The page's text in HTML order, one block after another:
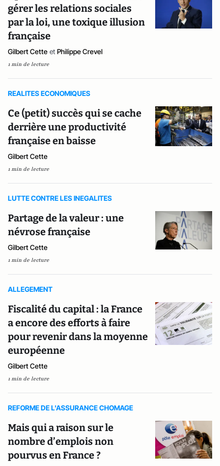
gérer les relations sociales
par la loi, une toxique illusion
française
Gilbert Cette et Philippe Crevel
1 min de lecture
REALITES ECONOMIQUES
Ce (petit) succès qui se cache
derrière une productivité
française en baisse
Gilbert Cette
1 min de lecture
LUTTE CONTRE LES INEGALITES
Partage de la valeur : une
névrose française
Gilbert Cette
1 min de lecture
ALLEGEMENT
Fiscalité du capital : la France
a encore des efforts à faire
pour revenir dans la moyenne
européenne
Gilbert Cette
1 min de lecture
REFORME DE L'ASSURANCE CHOMAGE
Mais qui a raison sur le
nombre d’emplois non
pourvus en France ?